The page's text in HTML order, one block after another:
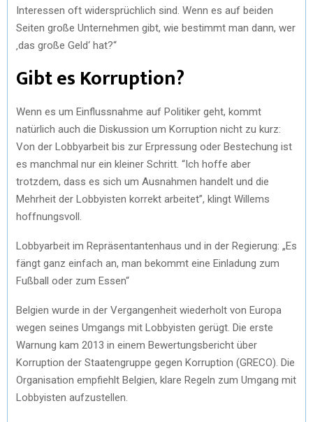
Interessen oft widersprüchlich sind. Wenn es auf beiden
Seiten große Unternehmen gibt, wie bestimmt man dann, wer
‚das große Geld‘ hat?“
Gibt es Korruption?
Wenn es um Einflussnahme auf Politiker geht, kommt
natürlich auch die Diskussion um Korruption nicht zu kurz:
Von der Lobbyarbeit bis zur Erpressung oder Bestechung ist
es manchmal nur ein kleiner Schritt. “Ich hoffe aber
trotzdem, dass es sich um Ausnahmen handelt und die
Mehrheit der Lobbyisten korrekt arbeitet”, klingt Willems
hoffnungsvoll.
Lobbyarbeit im Repräsentantenhaus und in der Regierung: „Es
fängt ganz einfach an, man bekommt eine Einladung zum
Fußball oder zum Essen“
Belgien wurde in der Vergangenheit wiederholt von Europa
wegen seines Umgangs mit Lobbyisten gerügt. Die erste
Warnung kam 2013 in einem Bewertungsbericht über
Korruption der Staatengruppe gegen Korruption (GRECO). Die
Organisation empfiehlt Belgien, klare Regeln zum Umgang mit
Lobbyisten aufzustellen.